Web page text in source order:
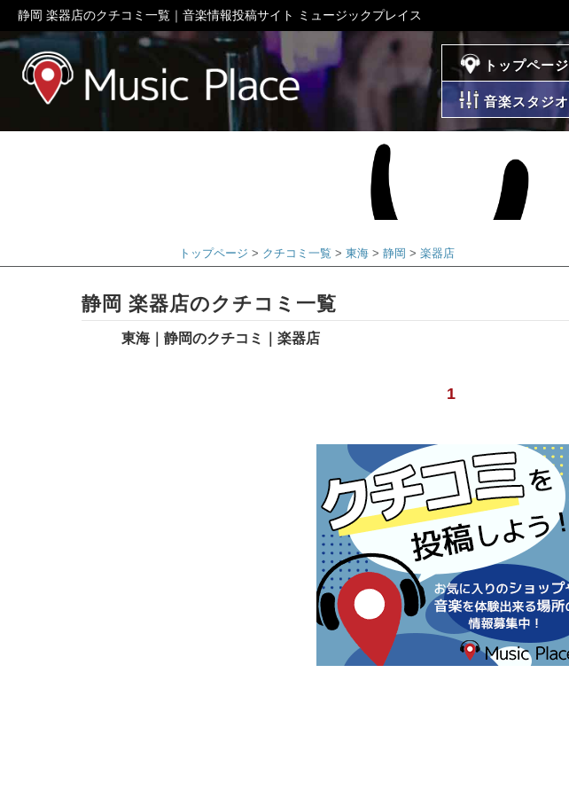
静岡 楽器店のクチコミ一覧｜音楽情報投稿サイト ミュージックプレイス
ミュージックプレイス トップページ
音楽スタジオ
トップページ クチコミ一覧 東海 静岡 楽器店
静岡 楽器店のクチコミ一覧
東海｜静岡のクチコミ｜楽器店
1